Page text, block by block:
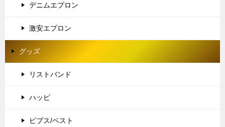
デニムエプロン
激安エプロン
グッズ
リストバンド
ハッピ
ビブス/ベスト